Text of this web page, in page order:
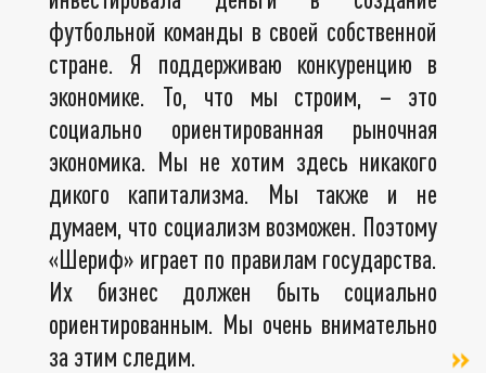
футбольной команды в своей собственной
стране. Я поддерживаю конкуренцию в
экономике. То, что мы строим, – это
социально ориентированная рыночная
экономика. Мы не хотим здесь никакого
дикого капитализма. Мы также и не
думаем, что социализм возможен. Поэтому
«Шериф» играет по правилам государства.
Их бизнес должен быть социально
ориентированным. Мы очень внимательно
за этим следим.